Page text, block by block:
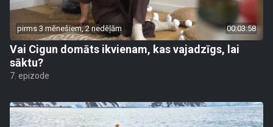
pirms 3 mēnešiem, 2 nedēļām 00:03:58
Vai Cigun domāts ikvienam, kas vajadzīgs, lai
sāktu?
7. epizode